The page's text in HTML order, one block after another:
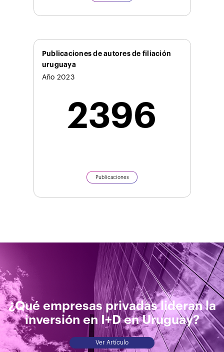
Publicaciones de autores de filiación
uruguaya
Año 2023
2396
Publicaciones
¿Qué empresas privadas lideran la
inversión en I+D en Uruguay?
Ver Artículo